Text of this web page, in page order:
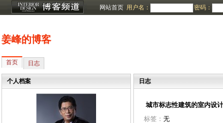
网站首页 用户名： 密码：
姜峰的博客
首页 日志
个人档案 日志
城市标志性建筑的室内设计
标签： 无